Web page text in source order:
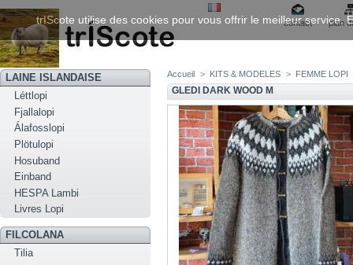
contact plan
LAINE ISLANDAISE
Léttlopi
Fjallalopi
Álafosslopi
Plötulopi
Hosuband
Einband
HESPA Lambi
Livres Lopi
FILCOLANA
Tilia
Accueil > KITS & MODELES > FEMME LOPI
GLEDI DARK WOOD M
trIScote utilise des cookies pour vous offrir le meilleur